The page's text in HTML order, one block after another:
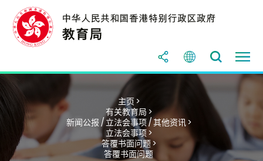
主页 >
有关教育局 >
新闻公报 / 立法会事项 / 其他资讯 >
立法会事项 >
答覆书面问题 >
答覆书面问题